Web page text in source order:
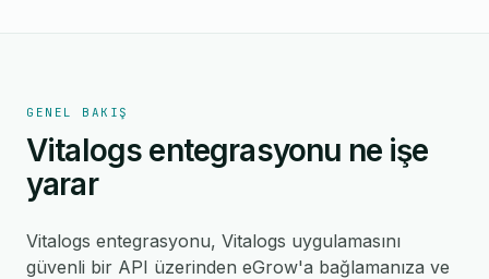
GENEL BAKIŞ
Vitalogs entegrasyonu ne işe
yarar
Vitalogs entegrasyonu, Vitalogs uygulamasını
güvenli bir API üzerinden eGrow'a bağlamanıza ve